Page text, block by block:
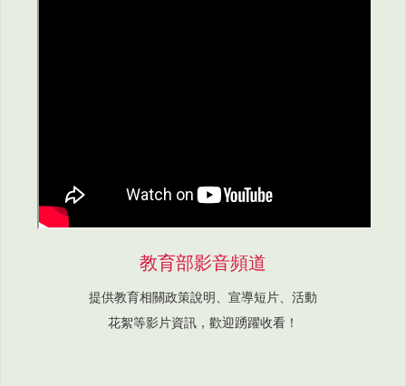
教育部影音頻道
提供教育相關政策說明、宣導短片、活動
花絮等影片資訊，歡迎踴躍收看！